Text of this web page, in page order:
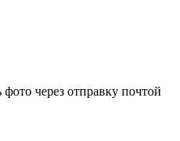
через отправку почтой